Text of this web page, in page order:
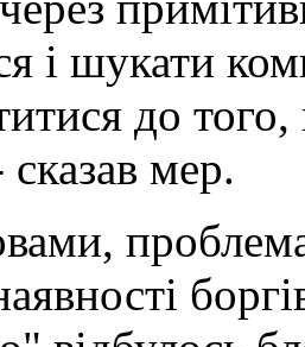
і шукати
до
мер.